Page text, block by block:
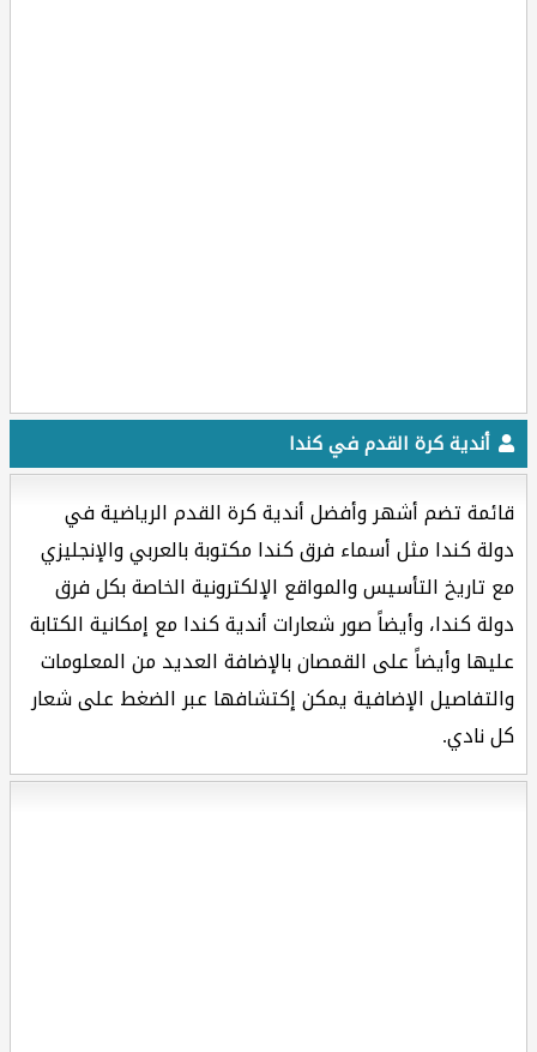
أندية كرة القدم في كندا
قائمة تضم أشهر وأفضل أندية كرة القدم الرياضية في
دولة كندا مثل أسماء فرق كندا مكتوبة بالعربي والإنجليزي
مع تاريخ التأسيس والمواقع الإلكترونية الخاصة بكل فرق
دولة كندا، وأيضاً صور شعارات أندية كندا مع إمكانية الكتابة
عليها وأيضاً على القمصان بالإضافة العديد من المعلومات
والتفاصيل الإضافية يمكن إكتشافها عبر الضغط على شعار
كل نادي.